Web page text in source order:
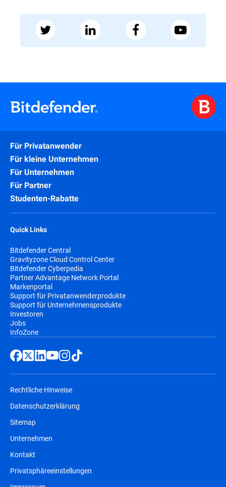
Für Privatanwender
Für kleine Unternehmen
Für Unternehmen
Für Partner
Studenten-Rabatte
Quick Links
Bitdefender Central
Gravityzone Cloud Control Center
Bitdefender Cyberpedia
Partner Advantage Network Portal
Markenportal
Support für Privatanwenderprodukte
Support für Unternehmensprodukte
Investoren
Jobs
InfoZone
Rechtliche Hinweise
Datenschutzerklärung
Sitemap
Unternehmen
Kontakt
Privatsphäreeinstellungen